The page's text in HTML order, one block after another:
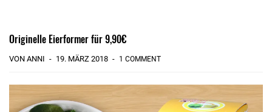
Originelle Eierformer für 9,90€
VON ANNI 19. MÄRZ 2018 1 COMMENT